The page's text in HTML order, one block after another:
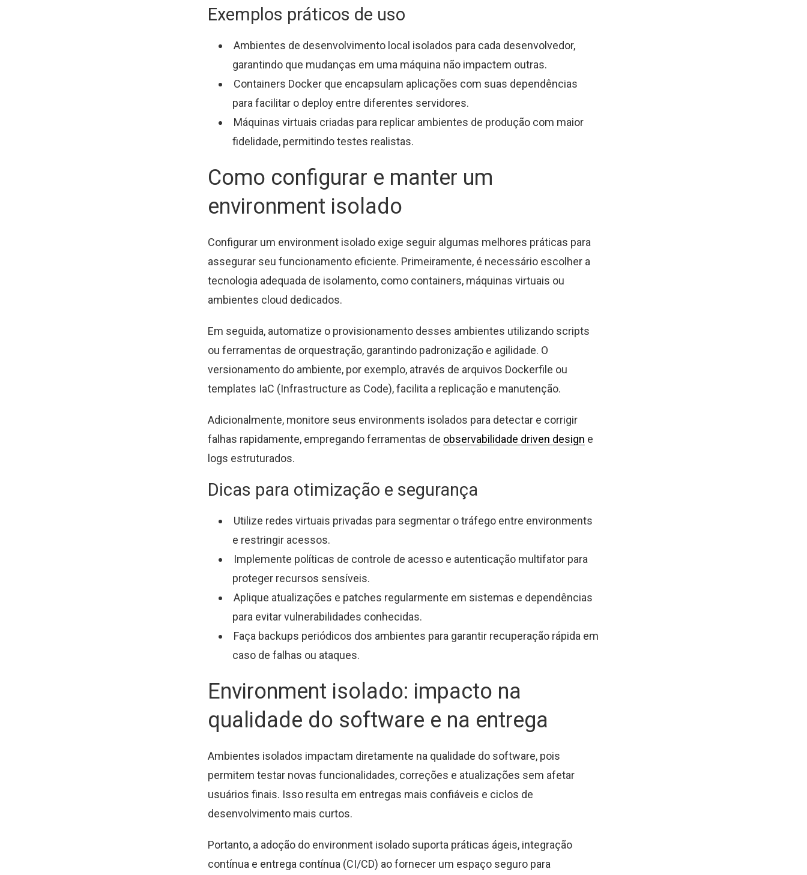
Exemplos práticos de uso
Ambientes de desenvolvimento local isolados para cada desenvolvedor,
garantindo que mudanças em uma máquina não impactem outras.
Containers Docker que encapsulam aplicações com suas dependências
para facilitar o deploy entre diferentes servidores.
Máquinas virtuais criadas para replicar ambientes de produção com maior
fidelidade, permitindo testes realistas.
Como configurar e manter um
environment isolado
Configurar um environment isolado exige seguir algumas melhores práticas para
assegurar seu funcionamento eficiente. Primeiramente, é necessário escolher a
tecnologia adequada de isolamento, como containers, máquinas virtuais ou
ambientes cloud dedicados.
Em seguida, automatize o provisionamento desses ambientes utilizando scripts
ou ferramentas de orquestração, garantindo padronização e agilidade. O
versionamento do ambiente, por exemplo, através de arquivos Dockerfile ou
templates IaC (Infrastructure as Code), facilita a replicação e manutenção.
Adicionalmente, monitore seus environments isolados para detectar e corrigir
falhas rapidamente, empregando ferramentas de observabilidade driven design e
logs estruturados.
Dicas para otimização e segurança
Utilize redes virtuais privadas para segmentar o tráfego entre environments
e restringir acessos.
Implemente políticas de controle de acesso e autenticação multifator para
proteger recursos sensíveis.
Aplique atualizações e patches regularmente em sistemas e dependências
para evitar vulnerabilidades conhecidas.
Faça backups periódicos dos ambientes para garantir recuperação rápida em
caso de falhas ou ataques.
Environment isolado: impacto na
qualidade do software e na entrega
Ambientes isolados impactam diretamente na qualidade do software, pois
permitem testar novas funcionalidades, correções e atualizações sem afetar
usuários finais. Isso resulta em entregas mais confiáveis e ciclos de
desenvolvimento mais curtos.
Portanto, a adoção do environment isolado suporta práticas ágeis, integração
contínua e entrega contínua (CI/CD) ao fornecer um espaço seguro para